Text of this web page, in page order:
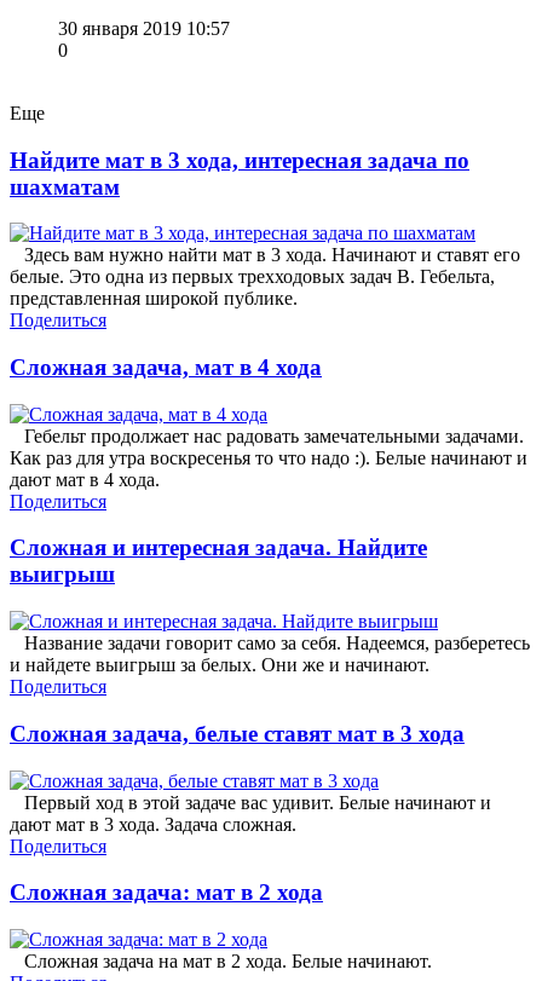
30 января 2019 10:57
0
Еще
Найдите мат в 3 хода, интересная задача по
шахматам
Здесь вам нужно найти мат в 3 хода. Начинают и ставят его
белые. Это одна из первых трехходовых задач В. Гебельта,
представленная широкой публике.
Поделиться
Сложная задача, мат в 4 хода
Гебельт продолжает нас радовать замечательными задачами.
Как раз для утра воскресенья то что надо :). Белые начинают и
дают мат в 4 хода.
Поделиться
Сложная и интересная задача. Найдите
выигрыш
Название задачи говорит само за себя. Надеемся, разберетесь
и найдете выигрыш за белых. Они же и начинают.
Поделиться
Сложная задача, белые ставят мат в 3 хода
Первый ход в этой задаче вас удивит. Белые начинают и
дают мат в 3 хода. Задача сложная.
Поделиться
Сложная задача: мат в 2 хода
Сложная задача на мат в 2 хода. Белые начинают.